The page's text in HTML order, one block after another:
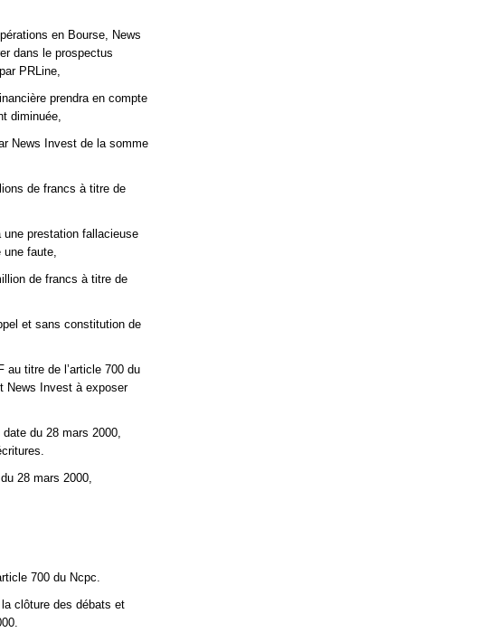
en Bourse, News
dans le prospectus
PRLine,
prendra en compte
diminuée,
News Invest de la somme
de francs à titre de
prestation fallacieuse
une faute,
de francs à titre de
et sans constitution de
titre de l’article 700 du
News Invest à exposer
du 28 mars 2000,
28 mars 2000,
700 du Ncpc.
clôture des débats et